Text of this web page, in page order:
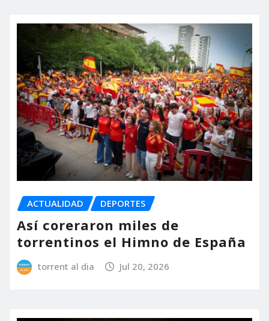
ACTUALIDAD DEPORTES
Así coreraron miles de
torrentinos el Himno de España
torrent al dia Jul 20, 2026